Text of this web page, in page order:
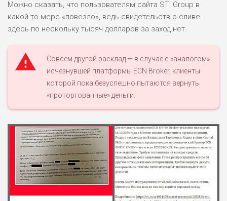
ПОДОЙДЕТ
ВСЕМ
РИСКИ: НИЗКИЕ
ДОХОД: ВЫСОКИЙ
ЛЮБИТЕЛЯ
М СТАВОК
0
РИСКИ: СРЕДНИЕ
ДОХОД: ВЫСОКИЙ
БЮДЖЕТ: НИЗКИЙ
ОБЗОР
Можно сказать, что пользователям сайта STI Group в
какой-то мере «повезло», ведь свидетельств о сливе
здесь по нескольку тысяч долларов за заход нет.
Совсем другой расклад — в случае с «аналогом»
исчезнувшей платформы ECN Broker, клиенты
которой пока безуспешно пытаются вернуть
«проторгованные» деньги.